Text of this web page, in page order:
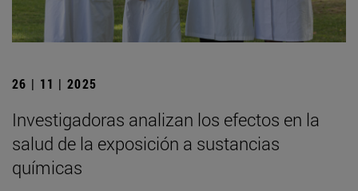
26 | 11 | 2025
Investigadoras analizan los efectos en la
salud de la exposición a sustancias
químicas